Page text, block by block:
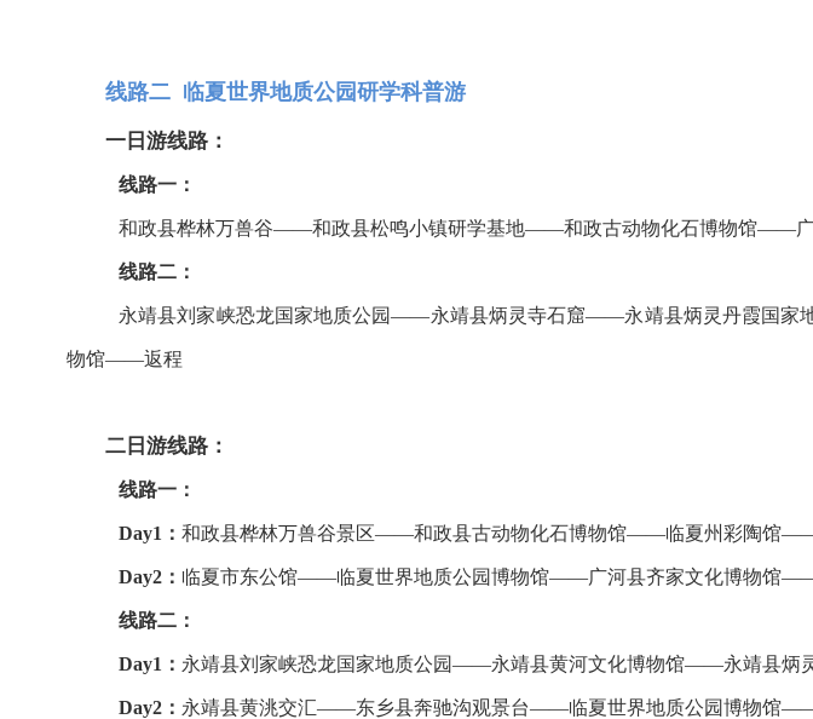
线路二 临夏世界地质公园研学科普游
一日游线路：
线路一：
和政县桦林万兽谷——和政县松鸣小镇研学基地——和政古动物化石博物馆——
线路二：
永靖县刘家峡恐龙国家地质公园——永靖县炳灵寺石窟——永靖县炳灵丹霞国
物馆——返程
二日游线路：
线路一：
Day1： 和政县桦林万兽谷景区——和政县古动物化石博物馆——临夏州彩陶馆
Day2： 临夏市东公馆——临夏世界地质公园博物馆——广河县齐家文化博物馆
线路二：
Day1： 永靖县刘家峡恐龙国家地质公园——永靖县黄河文化博物馆——永靖县炳
Day2： 永靖县黄洮交汇——东乡县奔驰沟观景台——临夏世界地质公园博物馆